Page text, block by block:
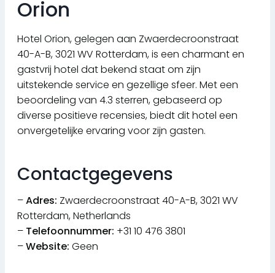
Orion
Hotel Orion, gelegen aan Zwaerdecroonstraat
40-A-B, 3021 WV Rotterdam, is een charmant en
gastvrij hotel dat bekend staat om zijn
uitstekende service en gezellige sfeer. Met een
beoordeling van 4.3 sterren, gebaseerd op
diverse positieve recensies, biedt dit hotel een
onvergetelijke ervaring voor zijn gasten.
Contactgegevens
–Adres: Zwaerdecroonstraat 40-A-B, 3021 WV
Rotterdam, Netherlands
– Telefoonnummer: +31 10 476 3801
–Website: Geen